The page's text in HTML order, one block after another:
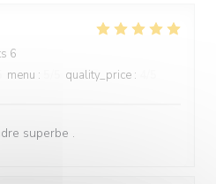
6
menu : quality_price :
superbe .